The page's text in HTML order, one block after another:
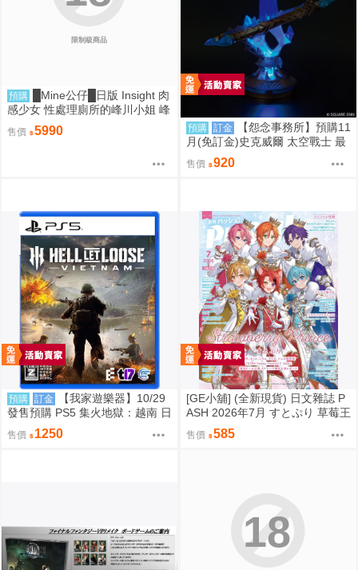
限制級商品
預購
█Mine公仔█日版 Insight 肉
感少女 性處理廁所的峰川小姐 峰
川さん 1/5 PMMA D9263
售價 5990 預購 訂金
【怨念事務所】預購11
月(免訂金)史克威爾 太空戰士 最
終幻想 FF14 以太之光 微縮模型
小夜燈 三次再販 0824
售價 920
預購 訂金
【我家遊樂器】10/29
發售預購 PS5 集火地獄：越南 日
售價 1250
[GE小舖] (全新現貨) 日文雜誌 P
ASH 2026年7月 すとぷり 草莓王
子 魔法帽的工作室
售價 585
18